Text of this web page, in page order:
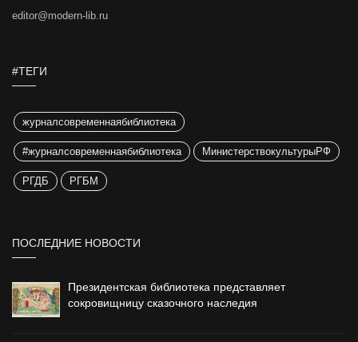
editor@modern-lib.ru
#ТЕГИ
журналсовременнаябиблиотека
#журналсовременнаябиблиотека МинистерствокультурыРФ
РГДБ РГБМ
ПОСЛЕДНИЕ НОВОСТИ
Президентская библиотека представляет
сокровищницу сказочного наследия